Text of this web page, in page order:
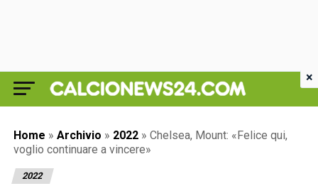
Home » Archivio » 2022 » Chelsea, Mount: «Felice qui,
voglio continuare a vincere»
2022
×